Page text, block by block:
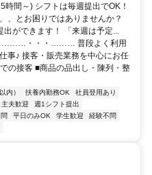
間～) シフトは毎週提出でOK！
、とお困りではありませんか？
ができます！ 「来週は予定...
・・・……… 普段よく利用
事♪ 接客・販売業務を中心にお任
の接客 ■商品の品出し・陳列・整
内） 扶養内勤務OK
社員登用あり
主夫歓迎
週1シフト提出
平日のみOK 学生歓迎
経験不問